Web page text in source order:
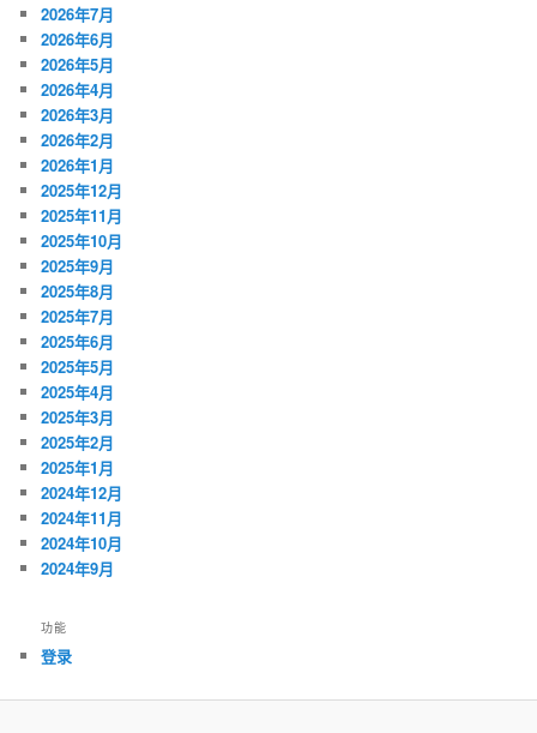
2026年7月
2026年6月
2026年5月
2026年4月
2026年3月
2026年2月
2026年1月
2025年12月
2025年11月
2025年10月
2025年9月
2025年8月
2025年7月
2025年6月
2025年5月
2025年4月
2025年3月
2025年2月
2025年1月
2024年12月
2024年11月
2024年10月
2024年9月
功能
登录